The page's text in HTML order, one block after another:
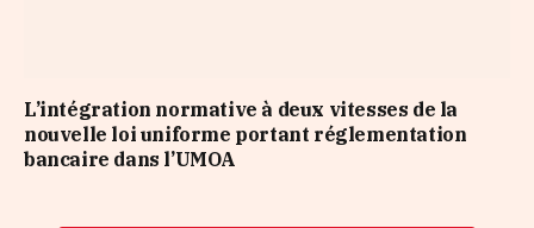
L’intégration normative à deux vitesses de la
nouvelle loi uniforme portant réglementation
bancaire dans l’UMOA